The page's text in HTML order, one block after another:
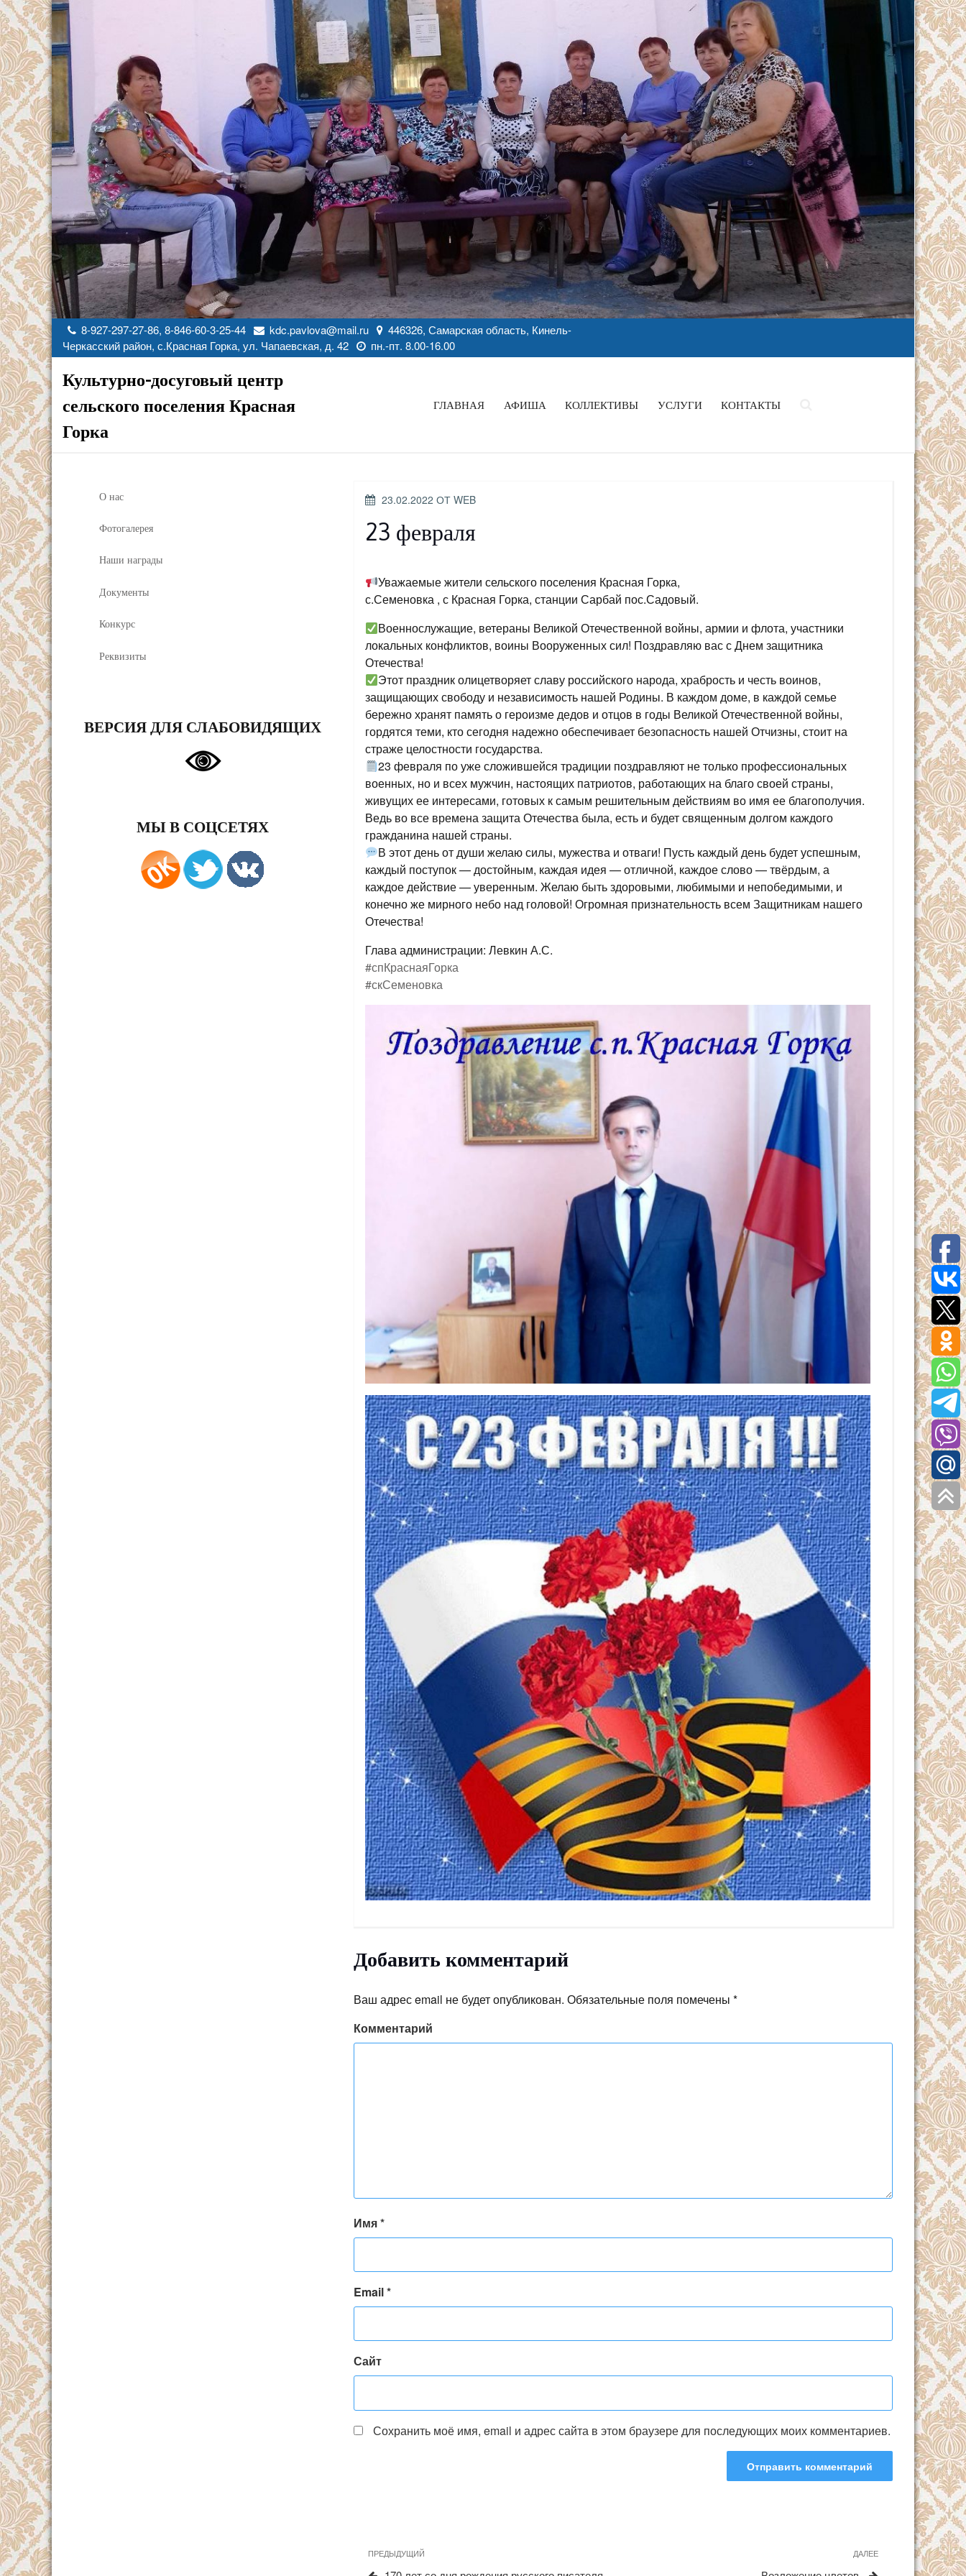
Перейти
к
содержимому
8-927-297-27-86, 8-846-60-3-25-44 kdc.pavlova@mail.ru
446326, Самарская область, Кинель-
Черкасский район, с.Красная Горка, ул. Чапаевская, д. 42
пн.-пт. 8.00-16.00
Культурно-досуговый центр
сельского поселения Красная
Горка
ГЛАВНАЯ АФИША КОЛЛЕКТИВЫ УСЛУГИ КОНТАКТЫ
О нас
Фотогалерея
Наши награды
Документы
Конкурс
Реквизиты
ВЕРСИЯ ДЛЯ СЛАБОВИДЯЩИХ
МЫ В СОЦСЕТЯХ
ОПУБЛИКОВАНО
23.02.2022 ОТ WEB
23 февраля
Уважаемые жители сельского поселения Красная Горка,
с.Семеновка , с Красная Горка, станции Сарбай пос.Садовый.
Военнослужащие, ветераны Великой Отечественной войны, армии и флота, участники
локальных конфликтов, воины Вооруженных сил! Поздравляю вас с Днем защитника
Отечества!
Этот праздник олицетворяет славу российского народа, храбрость и честь воинов,
защищающих свободу и независимость нашей Родины. В каждом доме, в каждой семье
бережно хранят память о героизме дедов и отцов в годы Великой Отечественной войны,
гордятся теми, кто сегодня надежно обеспечивает безопасность нашей Отчизны, стоит на
страже целостности государства.
23 февраля по уже сложившейся традиции поздравляют не только профессиональных
военных, но и всех мужчин, настоящих патриотов, работающих на благо своей страны,
живущих ее интересами, готовых к самым решительным действиям во имя ее благополучия.
Ведь во все времена защита Отечества была, есть и будет священным долгом каждого
гражданина нашей страны.
В этот день от души желаю силы, мужества и отваги! Пусть каждый день будет успешным,
каждый поступок — достойным, каждая идея — отличной, каждое слово — твёрдым, а
каждое действие — уверенным. Желаю быть здоровыми, любимыми и непобедимыми, и
конечно же мирного небо над головой! Огромная признательность всем Защитникам нашего
Отечества!
Глава администрации: Левкин А.С.
#спКраснаяГорка
#скСеменовка
Добавить комментарий
Ваш адрес email не будет опубликован. Обязательные поля помечены *
Комментарий
Имя*
Email*
Сайт
Сохранить моё имя, email и адрес сайта в этом браузере для последующих моих комментариев.
Навигация
Предыдущая
запись
ПРЕДЫДУЩИЙ
Следующая
ДАЛЕЕ